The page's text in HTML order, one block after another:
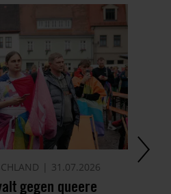
31.07.2026
gegen queere